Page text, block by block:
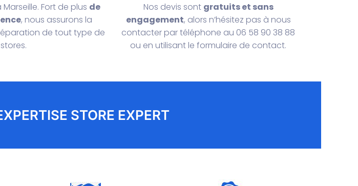
Fort de plus de
, nous assurons la
de tout type de
stores.
Nos devis sont gratuits et sans
engagement, alors n’hésitez pas à nous
contacter par téléphone au 06 58 90 38 88
ou en utilisant le formulaire de contact.
STORE EXPERT